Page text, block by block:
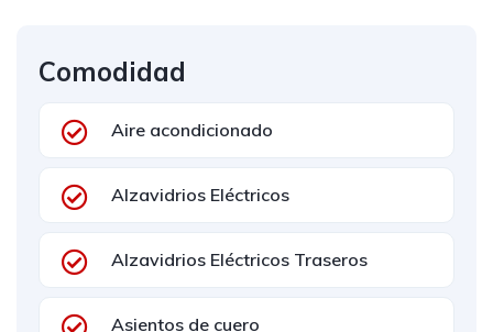
Comodidad
Aire acondicionado
Alzavidrios Eléctricos
Alzavidrios Eléctricos Traseros
Asientos de cuero